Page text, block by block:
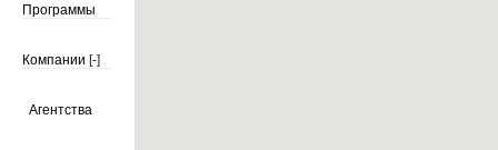
Программы
Компании [-]
Агентства